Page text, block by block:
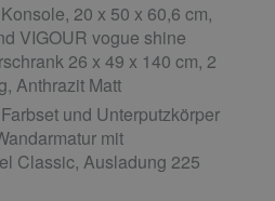
20 x 50 x 60,6 cm,
VIGOUR vogue shine
26 x 49 x 140 cm, 2
Anthrazit Matt
und Unterputzkörper
mit
Classic, Ausladung 225